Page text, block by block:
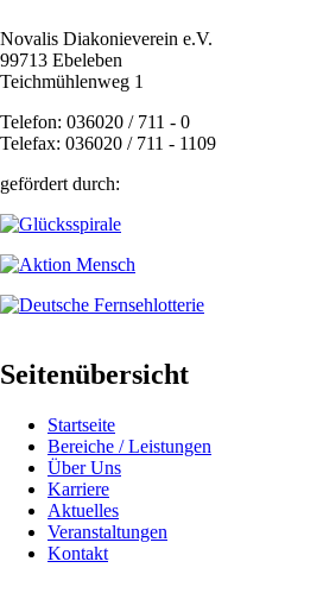
Novalis Diakonieverein e.V.
99713 Ebeleben
Teichmühlenweg 1
Telefon: 036020 / 711 - 0
Telefax: 036020 / 711 - 1109
gefördert durch:
Seitenübersicht
Startseite
Bereiche / Leistungen
Über Uns
Karriere
Aktuelles
Veranstaltungen
Kontakt